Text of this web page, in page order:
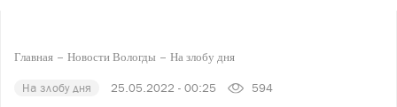
Главная Новости Вологды На злобу дня
На злобу дня 25.05.2022 - 00:25 594